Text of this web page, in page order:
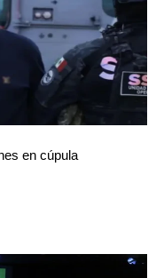
en cúpula